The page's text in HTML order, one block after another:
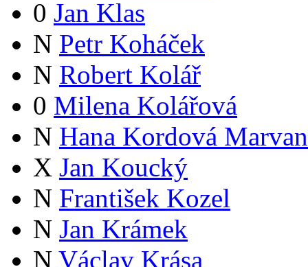
0 Jan Klas
N Petr Koháček
N Robert Kolář
0 Milena Kolářová
N Hana Kordová
X Jan Koucký
N František Kozel
N Jan Krámek
N Václav Krása